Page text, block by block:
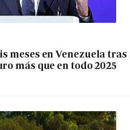
meses en Venezuela tras
más que en todo 2025